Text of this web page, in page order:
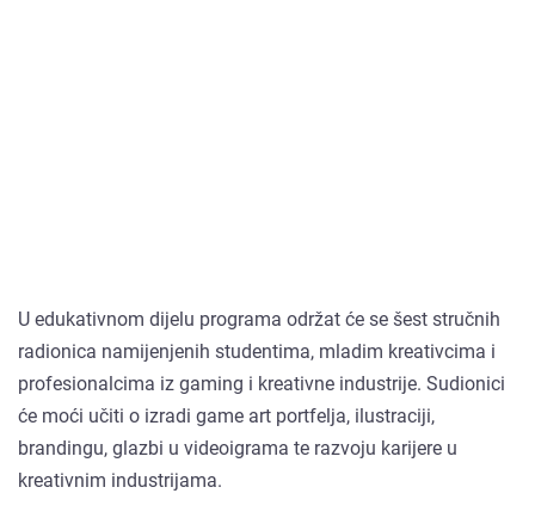
U edukativnom dijelu programa održat će se šest stručnih
radionica namijenjenih studentima, mladim kreativcima i
profesionalcima iz gaming i kreativne industrije. Sudionici
će moći učiti o izradi game art portfelja, ilustraciji,
brandingu, glazbi u videoigrama te razvoju karijere u
kreativnim industrijama.